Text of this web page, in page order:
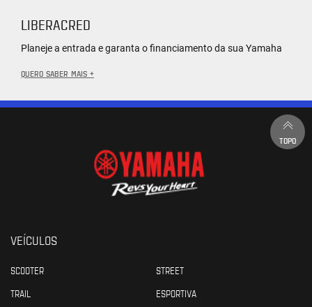
LIBERACRED
Planeje a entrada e garanta o financiamento da sua Yamaha
QUERO SABER MAIS +
TOPO
VEÍCULOS
SCOOTER
STREET
TRAIL
ESPORTIVA